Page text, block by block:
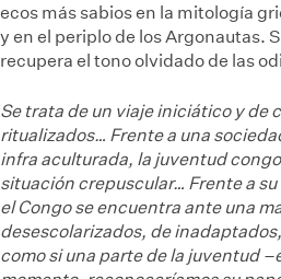
ecos más sabios en la mitología
y en el periplo de los Argonautas.
recupera el tono olvidado de las
Se trata de un viaje iniciático y de
ritualizados… Frente a una
infra aculturada, la juventud
situación crepuscular… Frente a
el Congo se encuentra ante una
desescolarizados, de
como si una parte de la juventud